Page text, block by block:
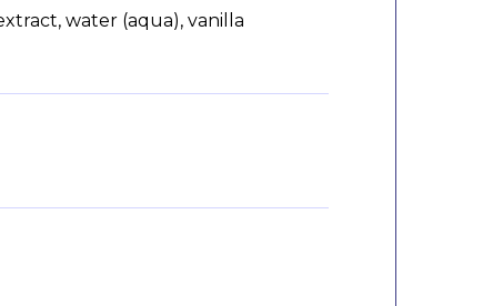
water (aqua), vanilla